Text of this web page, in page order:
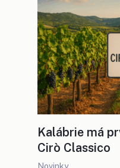
Kalábrie má
Cirò Classico